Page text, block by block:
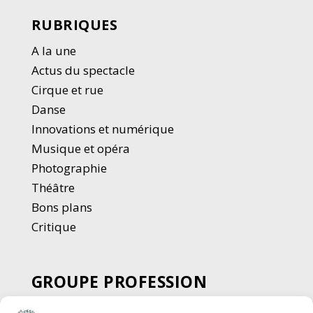
RUBRIQUES
A la une
Actus du spectacle
Cirque et rue
Danse
Innovations et numérique
Musique et opéra
Photographie
Théâtre
Bons plans
Critique
GROUPE PROFESSION
SPECTACLE